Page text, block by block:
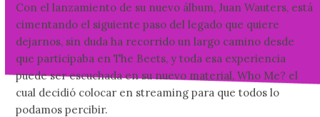
Con el lanzamiento de su nuevo álbum, Juan Wauters, está
cimentando el siguiente paso del legado que quiere
dejarnos, sin duda ha recorrido un largo camino desde
que participaba en The Beets, y toda esa experiencia
puede ser escuchada en su nuevo material, Who Me? el
cual decidió colocar en streaming para que todos lo
podamos percibir.